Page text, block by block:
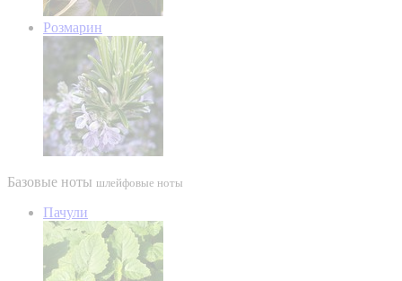
Розмарин
Базовые ноты шлейфовые ноты
Пачули